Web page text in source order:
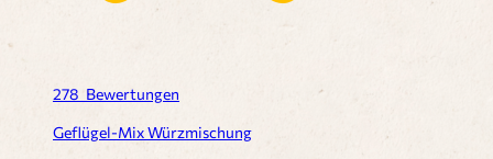
278 Bewertungen
Geflügel-Mix Würzmischung